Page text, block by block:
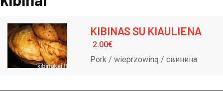
KIBINAS SU KIAULIENA
2.00€
Pork / wieprzowiną / свинина